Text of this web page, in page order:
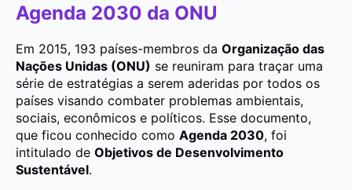
Agenda 2030 da ONU
Em 2015, 193 países-membros da Organização das
Nações Unidas (ONU) se reuniram para traçar uma
série de estratégias a serem aderidas por todos os
países visando combater problemas ambientais,
sociais, econômicos e políticos. Esse documento,
que ficou conhecido como Agenda 2030, foi
intitulado de Objetivos de Desenvolvimento
Sustentável.